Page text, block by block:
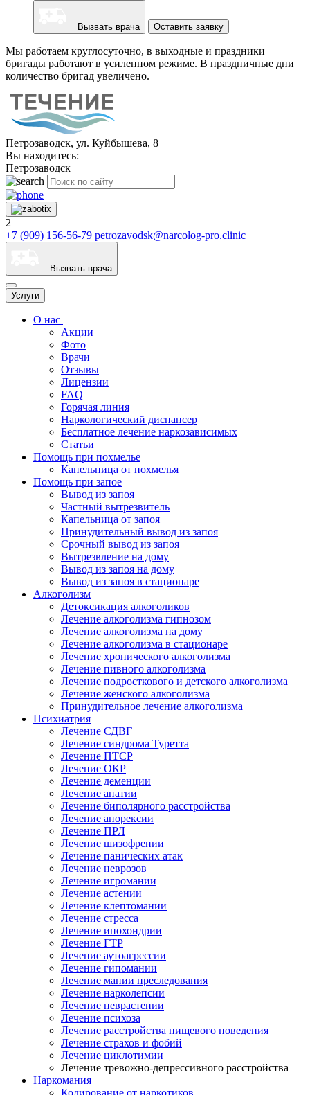
Вызвать врача Оставить заявку
Мы работаем круглосуточно, в выходные и праздники
бригады работают в усиленном режиме. В праздничные дни
количество бригад увеличено.
Петрозаводск, ул. Куйбышева, 8
Вы находитесь:
Петрозаводск
2
+7 (909) 156-56-79 petrozavodsk@narcolog-pro.clinic
Вызвать врача
Услуги
О нас
Акции
Фото
Врачи
Отзывы
Лицензии
FAQ
Горячая линия
Наркологический диспансер
Бесплатное лечение наркозависимых
Статьи
Помощь при похмелье
Капельница от похмелья
Помощь при запое
Вывод из запоя
Частный вытрезвитель
Капельница от запоя
Принудительный вывод из запоя
Срочный вывод из запоя
Вытрезвление на дому
Вывод из запоя на дому
Вывод из запоя в стационаре
Алкоголизм
Детоксикация алкоголиков
Лечение алкоголизма гипнозом
Лечение алкоголизма на дому
Лечение алкоголизма в стационаре
Лечение хронического алкоголизма
Лечение пивного алкоголизма
Лечение подросткового и детского алкоголизма
Лечение женского алкоголизма
Принудительное лечение алкоголизма
Психиатрия
Лечение СДВГ
Лечение синдрома Туретта
Лечение ПТСР
Лечение ОКР
Лечение деменции
Лечение апатии
Лечение биполярного расстройства
Лечение анорексии
Лечение ПРЛ
Лечение шизофрении
Лечение панических атак
Лечение неврозов
Лечение игромании
Лечение астении
Лечение клептомании
Лечение стресса
Лечение ипохондрии
Лечение ГТР
Лечение аутоагрессии
Лечение гипомании
Лечение мании преследования
Лечение нарколепсии
Лечение неврастении
Лечение психоза
Лечение расстройства пищевого поведения
Лечение страхов и фобий
Лечение циклотимии
Лечение тревожно-депрессивного расстройства
Наркомания
Кодирование от наркотиков